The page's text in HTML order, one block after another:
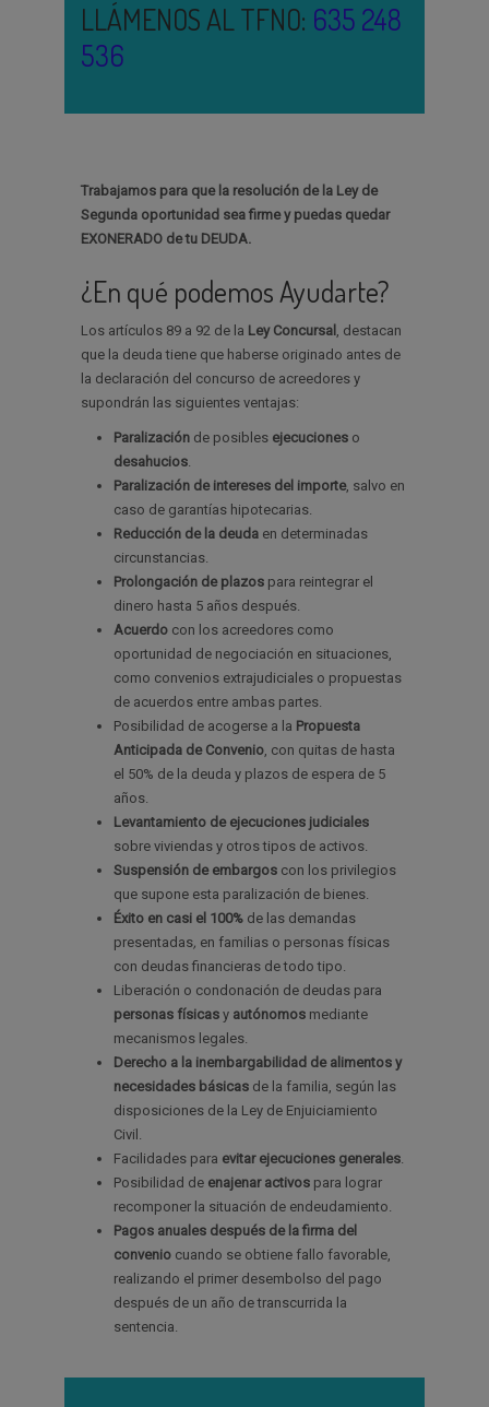
LLÁMENOS AL TFNO: 635 248
536
Trabajamos para que la resolución de la Ley de
Segunda oportunidad sea firme y puedas quedar
EXONERADO de tu DEUDA.
¿En qué podemos Ayudarte?
Los artículos 89 a 92 de la Ley Concursal , destacan
que la deuda tiene que haberse originado antes de
la declaración del concurso de acreedores y
supondrán las siguientes ventajas:
Paralización de posibles ejecuciones o
desahucios.
Paralización de intereses del importe, salvo en
caso de garantías hipotecarias.
Reducción de la deuda en determinadas
circunstancias.
Prolongación de plazos para reintegrar el
dinero hasta 5 años después.
Acuerdo con los acreedores como
oportunidad de negociación en situaciones,
como convenios extrajudiciales o propuestas
de acuerdos entre ambas partes.
Posibilidad de acogerse a la Propuesta
Anticipada de Convenio, con quitas de hasta
el 50% de la deuda y plazos de espera de 5
años.
Levantamiento de ejecuciones judiciales
sobre viviendas y otros tipos de activos.
Suspensión de embargos con los privilegios
que supone esta paralización de bienes.
Éxito en casi el 100% de las demandas
presentadas, en familias o personas físicas
con deudas financieras de todo tipo.
Liberación o condonación de deudas para
personas físicas y autónomos mediante
mecanismos legales.
Derecho a la inembargabilidad de alimentos y
necesidades básicas de la familia, según las
disposiciones de la Ley de Enjuiciamiento
Civil.
Facilidades para evitar ejecuciones generales.
Posibilidad de enajenar activos para lograr
recomponer la situación de endeudamiento.
Pagos anuales después de la firma del
convenio cuando se obtiene fallo favorable,
realizando el primer desembolso del pago
después de un año de transcurrida la
sentencia.